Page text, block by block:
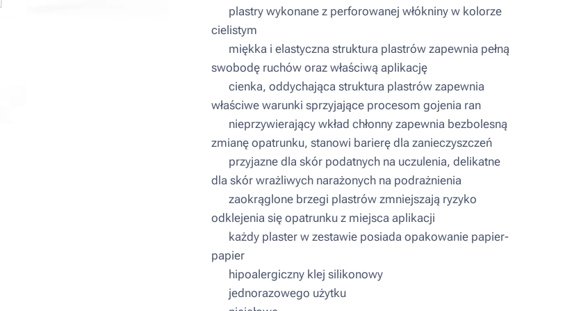
▪ plastry wykonane z perforowanej włókniny w kolorze
cielistym
▪ miękka i elastyczna struktura plastrów zapewnia pełną
swobodę ruchów oraz właściwą aplikację
▪ cienka, oddychająca struktura plastrów zapewnia
właściwe warunki sprzyjające procesom gojenia ran
▪ nieprzywierający wkład chłonny zapewnia bezbolesną
zmianę opatrunku, stanowi barierę dla zanieczyszczeń
▪ przyjazne dla skór podatnych na uczulenia, delikatne
dla skór wrażliwych narażonych na podrażnienia
▪ zaokrąglone brzegi plastrów zmniejszają ryzyko
odklejenia się opatrunku z miejsca aplikacji
▪ każdy plaster w zestawie posiada opakowanie papier-
papier
▪ hipoalergiczny klej silikonowy
▪ jednorazowego użytku